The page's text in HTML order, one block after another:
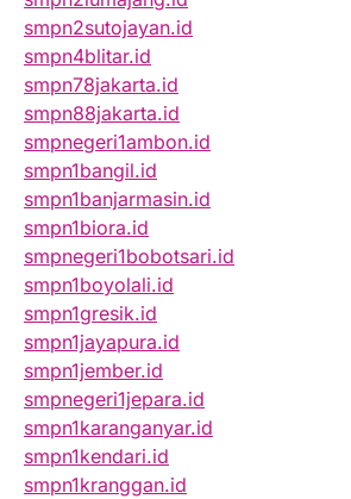
smpn2sutojayan.id
smpn4blitar.id
smpn78jakarta.id
smpn88jakarta.id
smpnegeri1ambon.id
smpn1bangil.id
smpn1banjarmasin.id
smpn1biora.id
smpnegeri1bobotsari.id
smpn1boyolali.id
smpn1gresik.id
smpn1jayapura.id
smpn1jember.id
smpnegeri1jepara.id
smpn1karanganyar.id
smpn1kendari.id
smpn1kranggan.id